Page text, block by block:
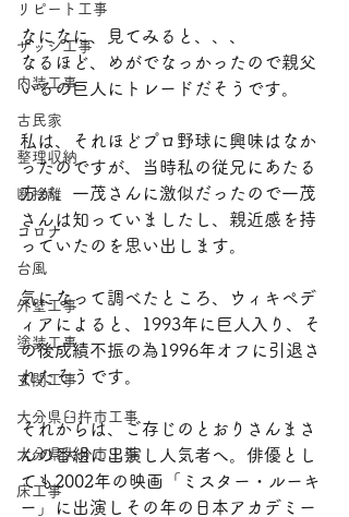
リピート工事
サッシ工事
内装工事
古民家
整理収納
断捨離
コロナ
台風
外壁工事
塗装工事
玄関工事
大分県臼杵市工事
大分県大分市工事
床工事
なになに、見てみると、、、
なるほど、めがでなっかったので親父
いるの巨人にトレードだそうです。
私は、それほどプロ野球に興味はなか
ったのですが、当時私の従兄にあたる
方が、一茂さんに激似だったので一茂
さんは知っていましたし、親近感を持
っていたのを思い出します。
気になって調べたところ、ウィキペデ
ィアによると、1993年に巨人入り、そ
の後成績不振の為1996年オフに引退さ
れたそうです。
それからは、ご存じのとおりさんまさ
んの番組に出演し人気者へ。俳優とし
ても2002年の映画「ミスター・ルーキ
ー」に出演しその年の日本アカデミー